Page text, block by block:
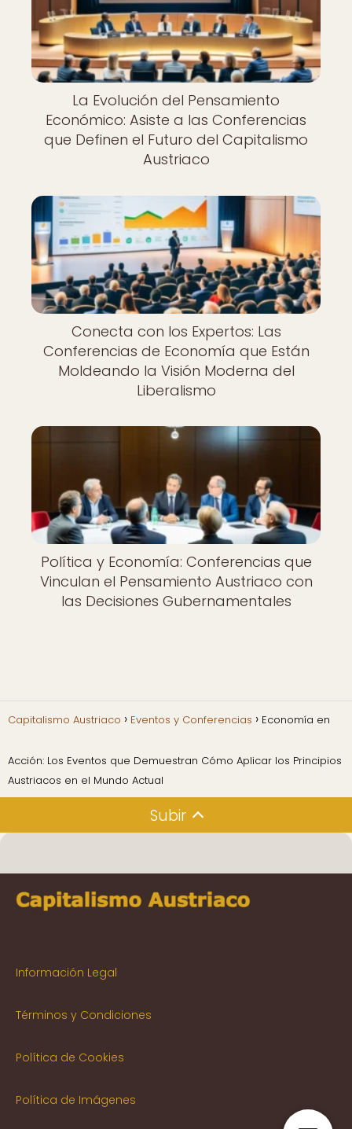
La Evolución del Pensamiento
Económico: Asiste a las Conferencias
que Definen el Futuro del Capitalismo
Austriaco
Conecta con los Expertos: Las
Conferencias de Economía que Están
Moldeando la Visión Moderna del
Liberalismo
Política y Economía: Conferencias que
Vinculan el Pensamiento Austriaco con
las Decisiones Gubernamentales
Capitalismo Austriaco Eventos y Conferencias Economía en
Acción: Los Eventos que Demuestran Cómo Aplicar los Principios
Austriacos en el Mundo Actual
Subir
Información Legal
Términos y Condiciones
Política de Cookies
Política de Imágenes